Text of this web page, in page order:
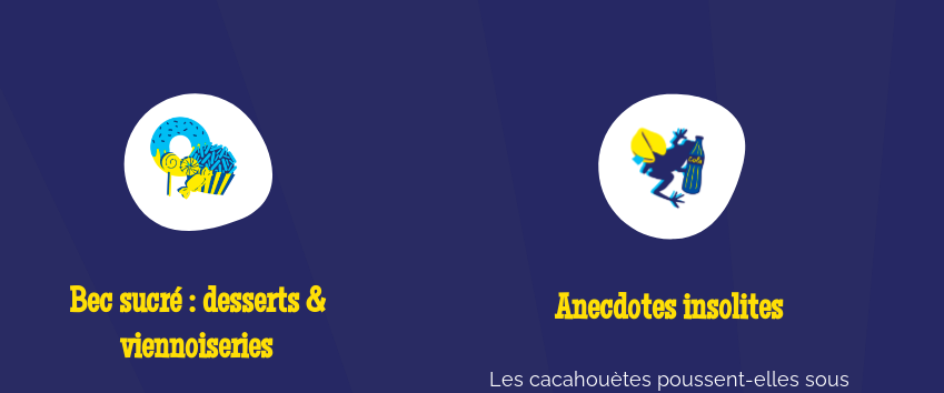
Bec sucré : desserts &
viennoiseries
Anecdotes insolites
Les cacahouètes poussent-elles sous